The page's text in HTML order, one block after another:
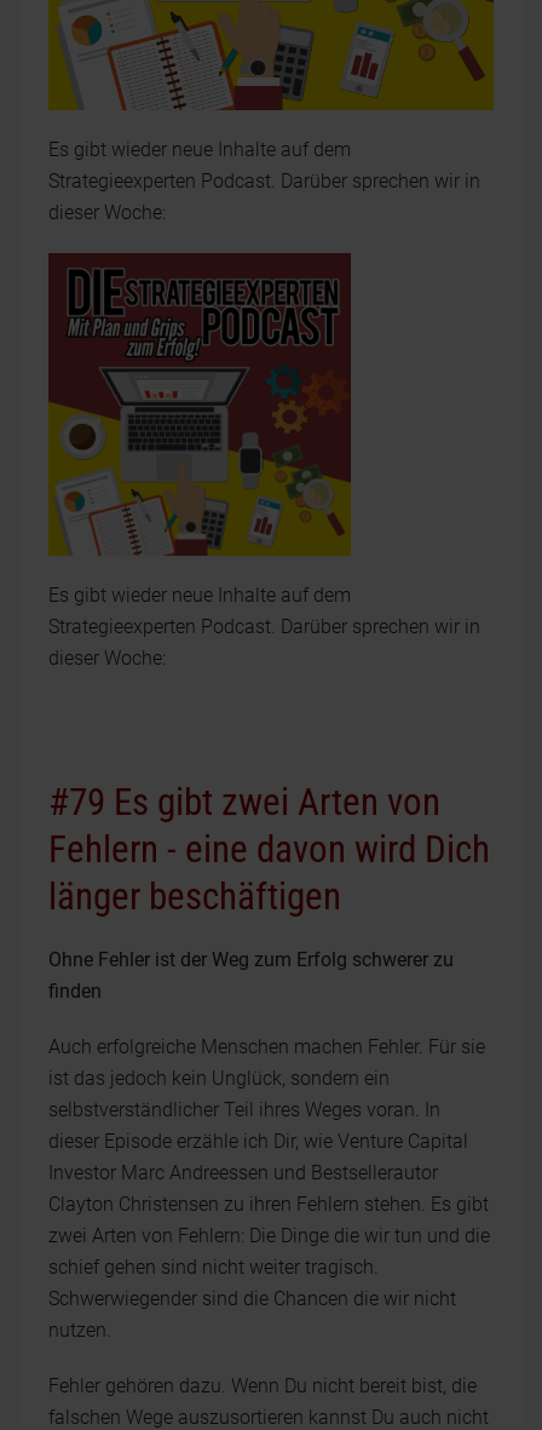
Es gibt wieder neue Inhalte auf dem
Strategieexperten Podcast. Darüber sprechen wir in
dieser Woche:
Es gibt wieder neue Inhalte auf dem
Strategieexperten Podcast. Darüber sprechen wir in
dieser Woche:
#79 Es gibt zwei Arten von
Fehlern - eine davon wird Dich
länger beschäftigen
Ohne Fehler ist der Weg zum Erfolg schwerer zu
finden
Auch erfolgreiche Menschen machen Fehler. Für sie
ist das jedoch kein Unglück, sondern ein
selbstverständlicher Teil ihres Weges voran. In
dieser Episode erzähle ich Dir, wie Venture Capital
Investor Marc Andreessen und Bestsellerautor
Clayton Christensen zu ihren Fehlern stehen. Es gibt
zwei Arten von Fehlern: Die Dinge die wir tun und die
schief gehen sind nicht weiter tragisch.
Schwerwiegender sind die Chancen die wir nicht
nutzen.
Fehler gehören dazu. Wenn Du nicht bereit bist, die
falschen Wege auszusortieren kannst Du auch nicht